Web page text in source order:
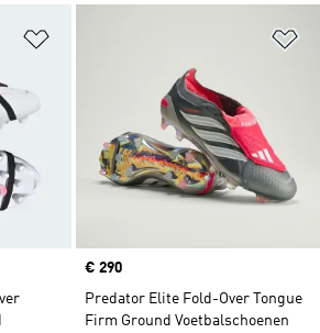
Price
€ 290
Predator Elite Fold-Over Tongue
Firm Ground Voetbalschoenen